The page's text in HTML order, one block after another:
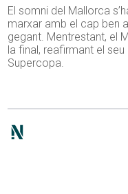
El somni del Mallorca
marxar amb el cap ben
gegant. Mentrestant, el
la final, reafirmant el
Supercopa.